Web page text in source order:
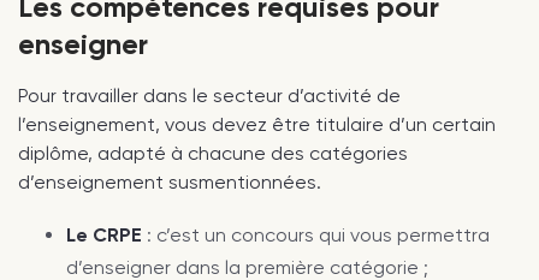
enseigner
Pour travailler dans le secteur d’activité de
l’enseignement, vous devez être titulaire d’un certain
diplôme, adapté à chacune des catégories
d’enseignement susmentionnées.
Le CRPE : c’est un concours qui vous permettra
d’enseigner dans la première catégorie ;